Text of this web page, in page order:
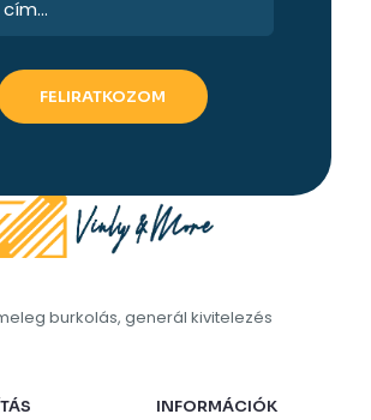
burkolás, generál kivitelezés
INFORMÁCIÓK